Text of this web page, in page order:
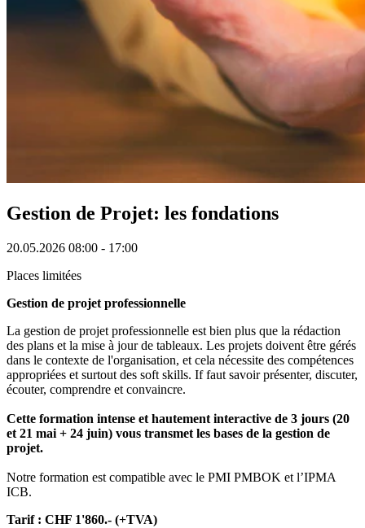
Gestion de Projet: les fondations
20.05.2026 08:00 - 17:00
Places limitées
Gestion de projet professionnelle
La gestion de projet professionnelle est bien plus que la rédaction
des plans et la mise à jour de tableaux. Les projets doivent être gérés
dans le contexte de l'organisation, et cela nécessite des compétences
appropriées et surtout des soft skills. If faut savoir présenter, discuter,
écouter, comprendre et convaincre.
Cette formation intense et hautement interactive de 3 jours (20
et 21 mai + 24 juin) vous transmet les bases de la gestion de
projet.
Notre formation est compatible avec le PMI PMBOK et l’IPMA
ICB.
Tarif : CHF 1'860.- (+TVA)